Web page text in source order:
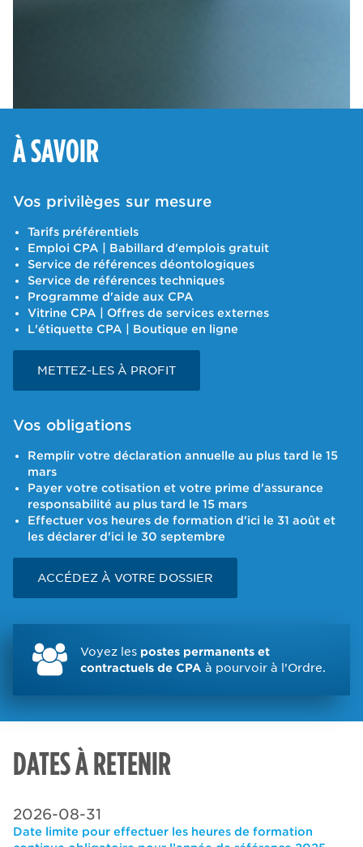
À SAVOIR
Vos privilèges sur mesure
Tarifs préférentiels
Emploi CPA | Babillard d'emplois gratuit
Service de références déontologiques
Service de références techniques
Programme d'aide aux CPA
Vitrine CPA | Offres de services externes
L'étiquette CPA | Boutique en ligne
METTEZ-LES À PROFIT
Vos obligations
Remplir votre déclaration annuelle au plus tard le 15
mars
Payer votre cotisation et votre prime d'assurance
responsabilité au plus tard le 15 mars
Effectuer vos heures de formation d'ici le 31 août et
les déclarer d'ici le 30 septembre
ACCÉDEZ À VOTRE DOSSIER
Voyez les postes permanents et
contractuels de CPA à pourvoir à l’Ordre.
DATES À RETENIR
2026-08-31
Date limite pour effectuer les heures de formation